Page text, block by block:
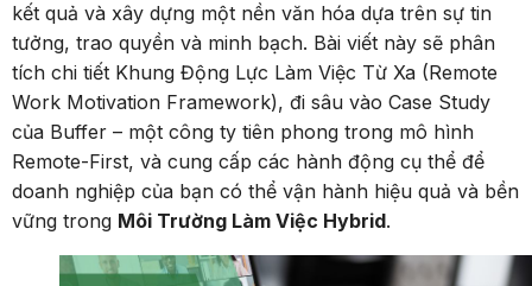
kết quả và xây dựng một nền văn hóa dựa trên sự tin
tưởng, trao quyền và minh bạch. Bài viết này sẽ phân
tích chi tiết Khung Động Lực Làm Việc Từ Xa (Remote
Work Motivation Framework), đi sâu vào Case Study
của Buffer – một công ty tiên phong trong mô hình
Remote-First, và cung cấp các hành động cụ thể để
doanh nghiệp của bạn có thể vận hành hiệu quả và bền
vững trong Môi Trường Làm Việc Hybrid.